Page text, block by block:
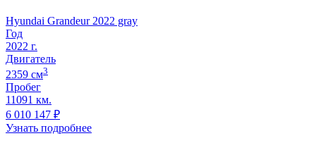
Hyundai Grandeur 2022 gray
Год
2022 г.
Двигатель
2359 cм3
Пробег
11091 км.
6 010 147 ₽
Узнать подробнее